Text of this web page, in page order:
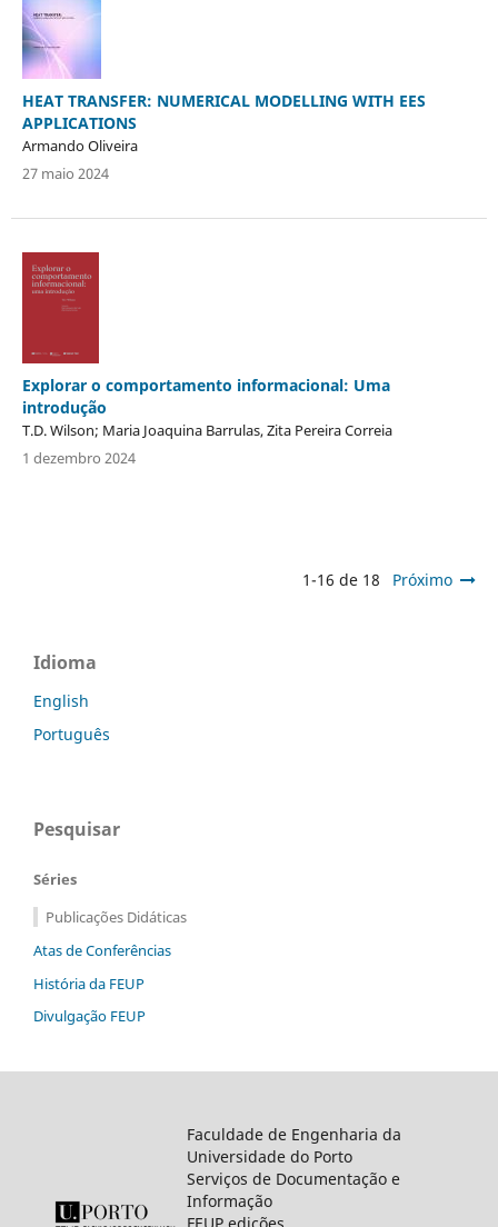
HEAT TRANSFER: NUMERICAL MODELLING WITH EES
APPLICATIONS
Armando Oliveira
27 maio 2024
Explorar o comportamento informacional: Uma
introdução
T.D. Wilson; Maria Joaquina Barrulas, Zita Pereira Correia
1 dezembro 2024
1-16 de 18 Próximo
Idioma
English
Português
Pesquisar
Séries
Publicações Didáticas
Atas de Conferências
História da FEUP
Divulgação FEUP
Faculdade de Engenharia da
Universidade do Porto
Serviços de Documentação e
Informação